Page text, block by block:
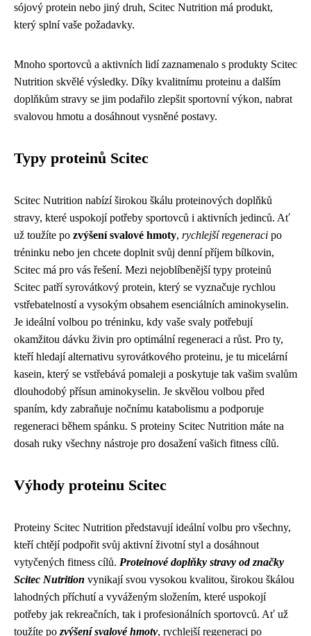
sójový protein nebo jiný druh, Scitec Nutrition má produkt,
který splní vaše požadavky.
Mnoho sportovců a aktivních lidí zaznamenalo s produkty Scitec
Nutrition skvělé výsledky. Díky kvalitnímu proteinu a dalším
doplňkům stravy se jim podařilo zlepšit sportovní výkon, nabrat
svalovou hmotu a dosáhnout vysněné postavy.
Typy proteinů Scitec
Scitec Nutrition nabízí širokou škálu proteinových doplňků
stravy, které uspokojí potřeby sportovců i aktivních jedinců. Ať
už toužíte po zvýšení svalové hmoty, rychlejší regeneraci po
tréninku nebo jen chcete doplnit svůj denní příjem bílkovin,
Scitec má pro vás řešení. Mezi nejoblíbenější typy proteinů
Scitec patří syrovátkový protein, který se vyznačuje rychlou
vstřebatelností a vysokým obsahem esenciálních aminokyselin.
Je ideální volbou po tréninku, kdy vaše svaly potřebují
okamžitou dávku živin pro optimální regeneraci a růst. Pro ty,
kteří hledají alternativu syrovátkového proteinu, je tu micelární
kasein, který se vstřebává pomaleji a poskytuje tak vašim svalům
dlouhodobý přísun aminokyselin. Je skvělou volbou před
spaním, kdy zabraňuje nočnímu katabolismu a podporuje
regeneraci během spánku. S proteiny Scitec Nutrition máte na
dosah ruky všechny nástroje pro dosažení vašich fitness cílů.
Výhody proteinu Scitec
Proteiny Scitec Nutrition představují ideální volbu pro všechny,
kteří chtějí podpořit svůj aktivní životní styl a dosáhnout
vytyčených fitness cílů. Proteinové doplňky stravy od značky
Scitec Nutrition vynikají svou vysokou kvalitou, širokou škálou
lahodných příchutí a vyváženým složením, které uspokojí
potřeby jak rekreačních, tak i profesionálních sportovců. Ať už
toužíte po zvýšení svalové hmoty, rychlejší regeneraci po